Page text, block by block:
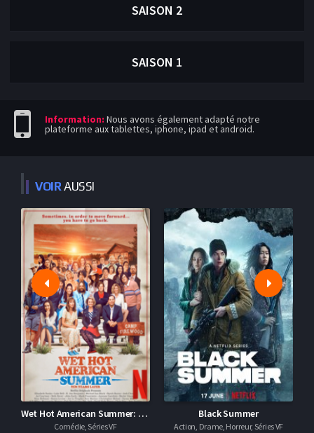
SAISON 2
SAISON 1
Information: Nous avons également adapté notre
plateforme aux tablettes, iphone, ipad et android.
VOIRAUSSI
Wet Hot American Summer: Ten Years Later
Comédie, Séries VF
Black Summer
Action, Drame, Horreur, Séries VF